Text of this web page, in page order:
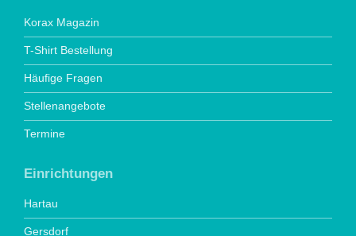
Korax Magazin
T-Shirt Bestellung
Häufige Fragen
Stellenangebote
Termine
Einrichtungen
Hartau
Gersdorf